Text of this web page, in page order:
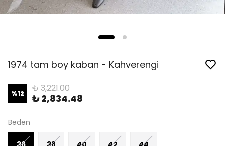
1974 tam boy kaban - Kahverengi
%12 ₺ 3,221.00
₺ 2,834.48
Beden